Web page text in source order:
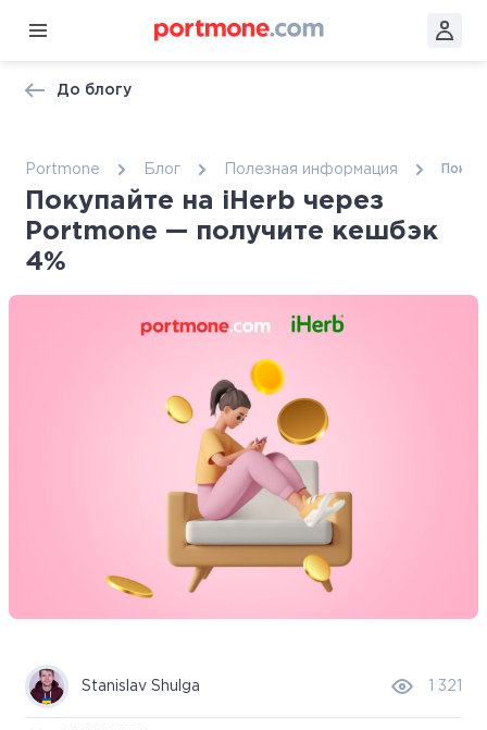
До блогу
Portmone Блог Полезная информация
Покупайте на iHerb через
Portmone — получите кешбэк
4%
Stanislav Shulga 1 321